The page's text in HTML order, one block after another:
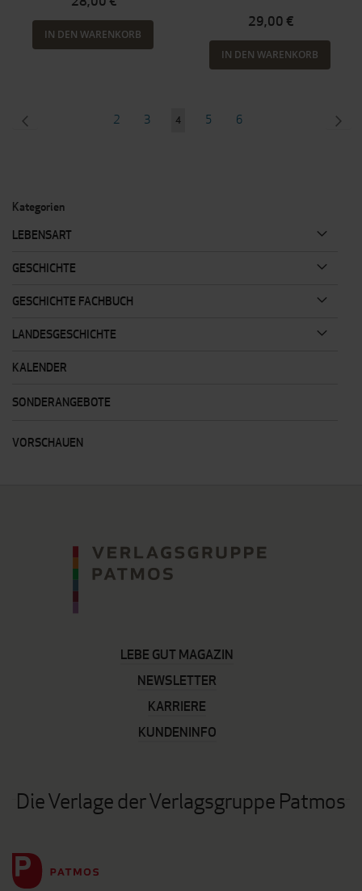
IN DEN WARENKORB
29,00 €
IN DEN WARENKORB
Seite
2 Seite
3
Sie
4 Seite
5 Seite
6
Kategorien
LEBENSART
GESCHICHTE
GESCHICHTE FACHBUCH
LANDESGESCHICHTE
KALENDER
SONDERANGEBOTE
VORSCHAUEN
LEBE GUT MAGAZIN
NEWSLETTER
KARRIERE
KUNDENINFO
Die Verlage der Verlagsgruppe Patmos